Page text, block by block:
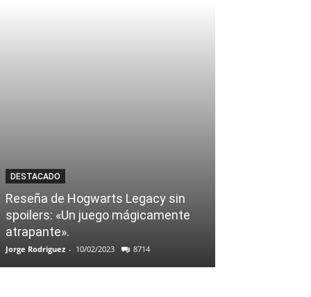
DESTACADO
Reseña de Hogwarts Legacy sin
spoilers: «Un juego mágicamente
atrapante».
Jorge Rodriguez - 10/02/2023 8714